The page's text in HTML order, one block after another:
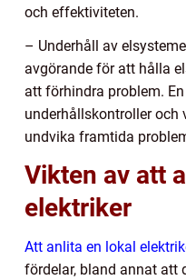
och effektiviteten.
– Underhåll av
avgörande för att hålla
att förhindra problem.
underhållskontroller
undvika framtida
Vikten av att
elektriker
Att anlita en lokal
fördelar, bland annat att